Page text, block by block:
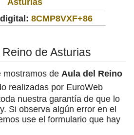
8CMP8VXF+86
de Asturias
mostramos de Aula del Reino
realizadas por EuroWeb
nuestra garantía de que lo
Si observa algún error en el
use el formulario que hay